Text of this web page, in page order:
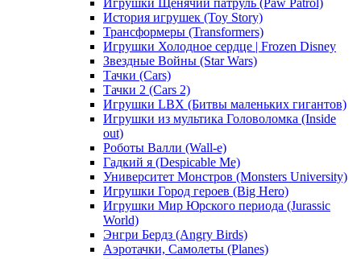
Игрушки Щенячий патруль (Paw Patrol)
История игрушек (Toy Story)
Трансформеры (Transformers)
Игрушки Холодное сердце | Frozen Disney
Звездные Войны (Star Wars)
Тачки (Cars)
Тачки 2 (Cars 2)
Игрушки LBX (Битвы маленьких гигантов)
Игрушки из мультика Головоломка (Inside
out)
Роботы Валли (Wall-e)
Гадкий я (Despicable Me)
Университет Монстров (Monsters University)
Игрушки Город героев (Big Hero)
Игрушки Мир Юрского периода (Jurassic
World)
Энгри Бердз (Angry Birds)
Аэротачки, Самолеты (Planes)